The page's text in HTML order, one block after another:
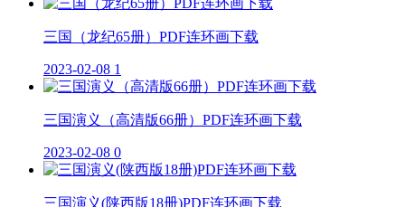
三国（龙纪65册）PDF连环画下载
2023-02-08 1
三国演义（高清版66册）PDF连环画下载
2023-02-08 0
三国演义(陕西版18册)PDF连环画下载